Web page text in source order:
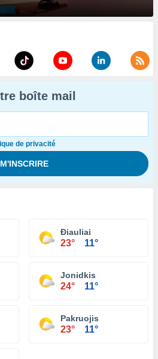
boîte mail
de privacité
Ðiauliai
23° 11°
Jonidkis
24° 11°
Pakruojis
23° 11°